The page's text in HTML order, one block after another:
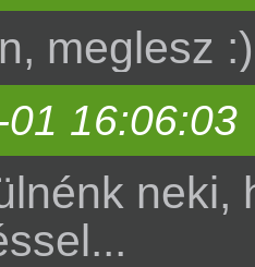
meglesz :)
16:06:03
neki,